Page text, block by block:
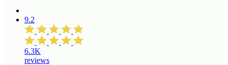
9.2
6.3K
reviews